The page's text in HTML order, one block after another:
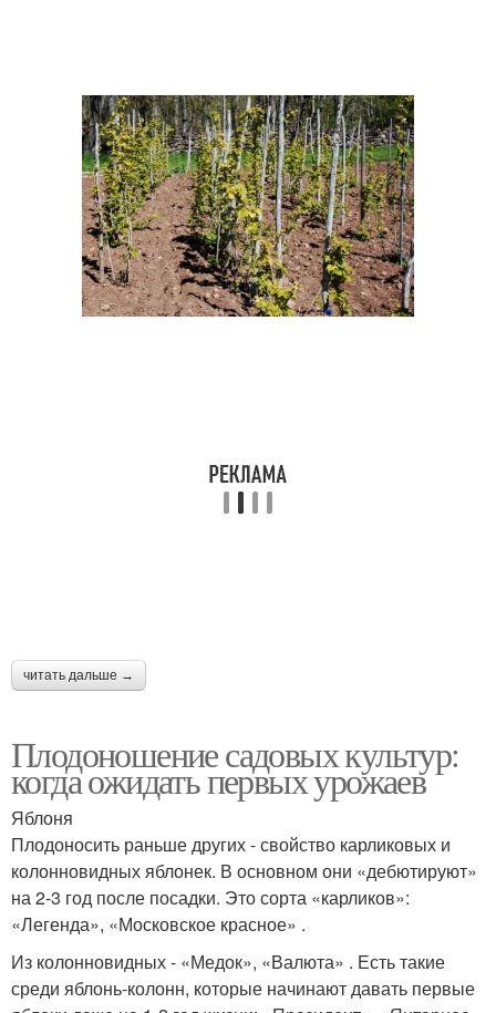
читать дальше →
Плодоношение садовых культур:
когда ожидать первых урожаев
Яблоня
Плодоносить раньше других - свойство карликовых и
колонновидных яблонек. В основном они «дебютируют»
на 2-3 год после посадки. Это сорта «карликов»:
«Легенда», «Московское красное» .
Из колонновидных - «Медок», «Валюта» . Есть такие
среди яблонь-колонн, которые начинают давать первые